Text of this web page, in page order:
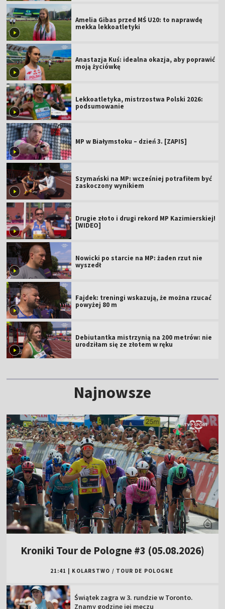
Amelia Gibas przed MŚ U20: to naprawdę
mekka lekkoatletyki
Anastazja Kuś: idealna okazja, aby poprawić
moją życiówkę
Lekkoatletyka, mistrzostwa Polski 2026:
podsumowanie
MP w Białymstoku – dzień 3. [ZAPIS]
Szymański na MP: wcześniej potrafiłem być
zaskoczony wynikiem
Drugie złoto i drugi rekord MP Kazimierskiej!
[WIDEO]
Nowicki po starcie na MP: żaden rzut nie
wyszedł
Fajdek: treningi wskazują, że można rzucać
powyżej 80 m
Debiutantka mistrzynią na 200 metrów: nie
urodziłam się ze złotem w ręku
Najnowsze
Kroniki Tour de Pologne #3 (05.08.2026)
21:41 KOLARSTWO / TOUR DE POLOGNE
Świątek zagra w 3. rundzie w Toronto.
Znamy godzinę jej meczu